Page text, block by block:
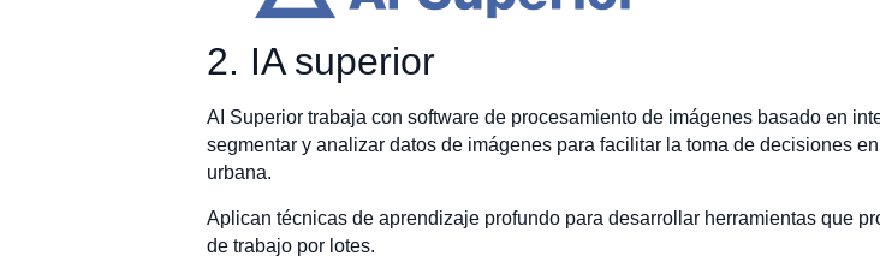
2. IA superior
AI Superior trabaja con software de procesamiento de imágenes basado en
segmentar y analizar datos de imágenes para facilitar la toma de decisiones
urbana.
Aplican técnicas de aprendizaje profundo para desarrollar herramientas que
de trabajo por lotes.